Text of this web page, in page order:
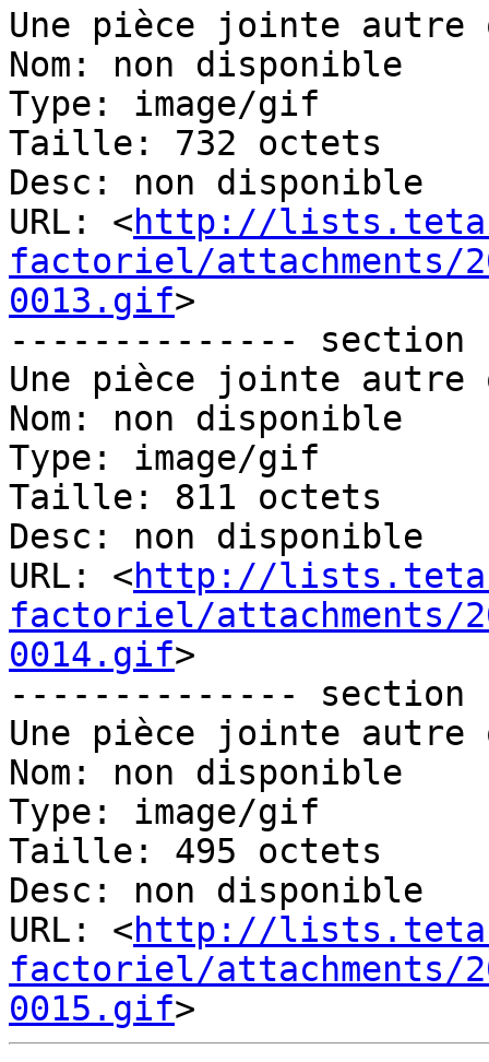
Une pièce jointe
Nom: non disponible
Type: image/gif
Taille: 732 octets
Desc: non disponible
URL: <http://
factoriel/attachments/
0013.gif>
-------------- section
Une pièce jointe
Nom: non disponible
Type: image/gif
Taille: 811 octets
Desc: non disponible
URL: <http://
factoriel/attachments/
0014.gif>
-------------- section
Une pièce jointe
Nom: non disponible
Type: image/gif
Taille: 495 octets
Desc: non disponible
URL: <http://
factoriel/attachments/
0015.gif